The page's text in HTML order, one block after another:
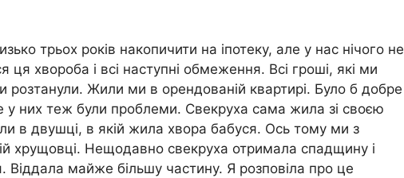
трьох років накопичити на іпотеку, але у нас нічого не
хвороба і всі наступні обмеження. Всі гроші, які ми
розтанули. Жили ми в орендованій квартирі. Було б добре
у них теж були проблеми. Свекруха сама жила зі своєю
в двушці, в якій жила хвора бабуся. Ось тому ми з
хрущовці. Нещодавно свекруха отримала спадщину і
Віддала майже більшу частину. Я розповіла про це